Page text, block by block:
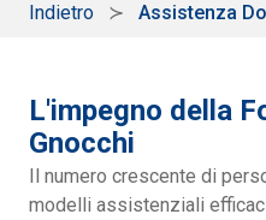
Indietro Assistenza
L'impegno della
Gnocchi
Il numero crescente di
modelli assistenziali